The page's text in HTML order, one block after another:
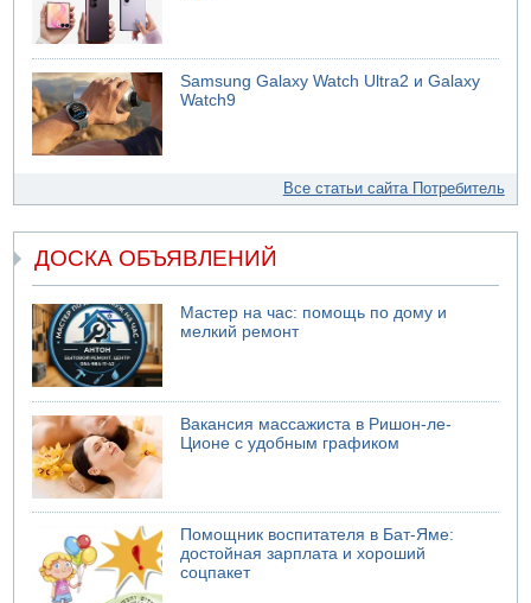
Samsung Galaxy Watch Ultra2 и Galaxy
Watch9
Все статьи сайта Потребитель
ДОСКА ОБЪЯВЛЕНИЙ
Мастер на час: помощь по дому и
мелкий ремонт
Вакансия массажиста в Ришон-ле-
Ционе с удобным графиком
Помощник воспитателя в Бат-Яме:
достойная зарплата и хороший
соцпакет